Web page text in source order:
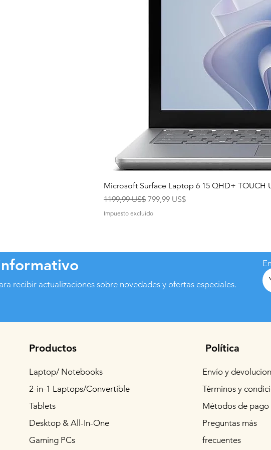
Microsoft Surface Laptop 6 15 QHD+ TOUCH
Precio
1199,99 US$ Precio de oferta
799,99 US$
Impuesto excluido
recibir actualizaciones sobre novedades y ofertas especiales.
Productos
Laptop/ Notebooks
2-in-1 Laptops/Convertible
Tablets
Desktop & All-In-One
Gaming PCs
Política
Envío y
Términos y
Métodos de pago
Preguntas más
frecuentes